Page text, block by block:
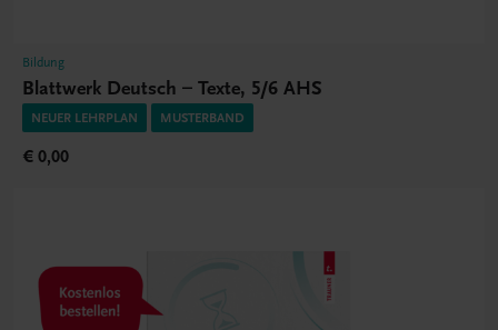
Bildung
Blattwerk Deutsch – Texte, 5/6 AHS
NEUER LEHRPLAN MUSTERBAND
€ 0,00